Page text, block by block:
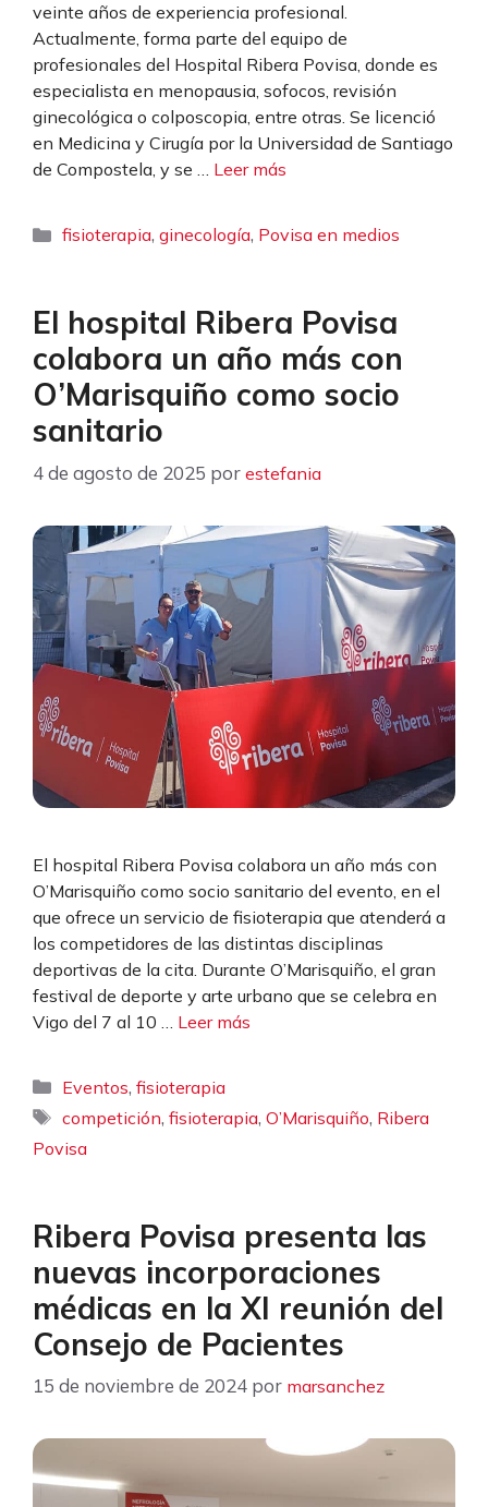
veinte años de experiencia profesional.
Actualmente, forma parte del equipo de
profesionales del Hospital Ribera Povisa, donde es
especialista en menopausia, sofocos, revisión
ginecológica o colposcopia, entre otras. Se licenció
en Medicina y Cirugía por la Universidad de Santiago
de Compostela, y se … Leer más
Categorías
fisioterapia,ginecología, Povisa en medios
El hospital Ribera Povisa
colabora un año más con
O’Marisquiño como socio
sanitario
4 de agosto de 2025 por estefania
El hospital Ribera Povisa colabora un año más con
O’Marisquiño como socio sanitario del evento, en el
que ofrece un servicio de fisioterapia que atenderá a
los competidores de las distintas disciplinas
deportivas de la cita. Durante O’Marisquiño, el gran
festival de deporte y arte urbano que se celebra en
Vigo del 7 al 10 … Leer más
Categorías
Eventos,fisioterapia
Etiquetas
competición,fisioterapia,O’Marisquiño, Ribera
Povisa
Ribera Povisa presenta las
nuevas incorporaciones
médicas en la XI reunión del
Consejo de Pacientes
15 de noviembre de 2024 por marsanchez